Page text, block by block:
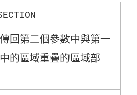
回第二個參數中與第一
的區域重疊的區域部